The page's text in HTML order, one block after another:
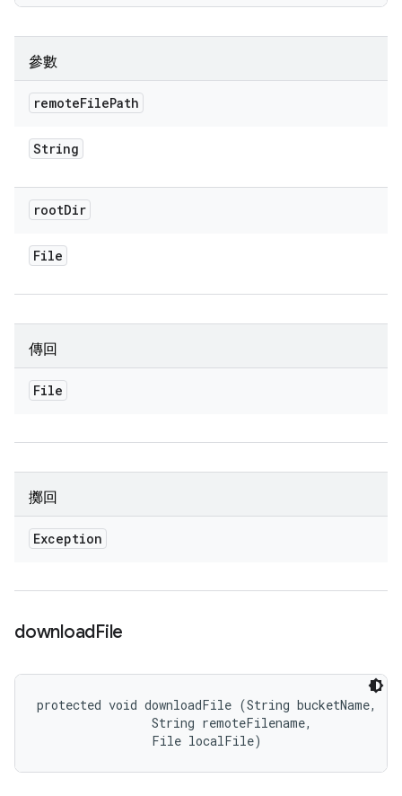
參數
remoteFilePath
String
rootDir
File
傳回
File
擲回
Exception
downloadFile
protected void downloadFile (String bucketName,
                String remoteFilename,
                File localFile)